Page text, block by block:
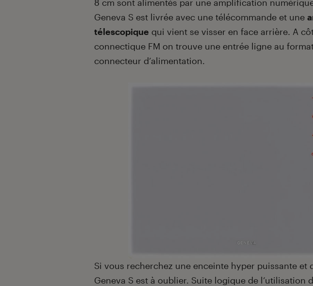
8 cm sont alimentés par une amplification
Geneva S est livrée avec une télécommande et une
télescopique qui vient se visser en face arrière. A
connectique FM on trouve une entrée ligne au
connecteur d’alimentation.
Si vous recherchez une enceinte hyper puissante et
Geneva S est à oublier. Suite logique de l’utilisation